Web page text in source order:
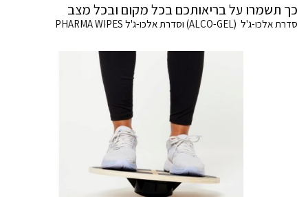
כך תשמרו על בריאותכם בכל מקום ובכל מצב
סדרת אלכו-ג'ל (ALCO-GEL) וסדרת אלכו-ג'ל PHARMA WIPES